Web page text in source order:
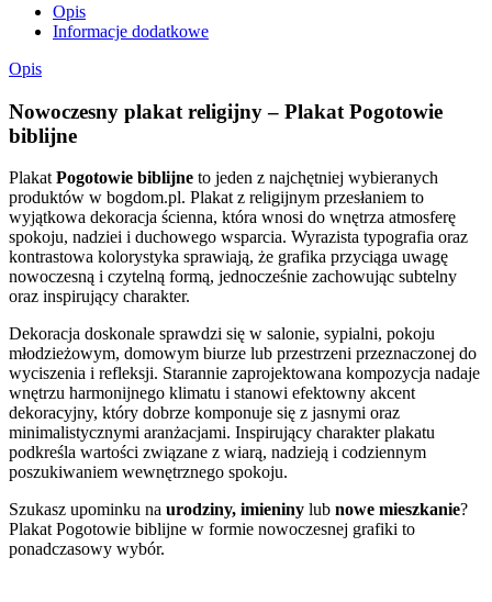
Opis
Informacje dodatkowe
Opis
Nowoczesny plakat religijny – Plakat Pogotowie
biblijne
Plakat Pogotowie biblijne to jeden z najchętniej wybieranych
produktów w bogdom.pl. Plakat z religijnym przesłaniem to
wyjątkowa dekoracja ścienna, która wnosi do wnętrza atmosferę
spokoju, nadziei i duchowego wsparcia. Wyrazista typografia oraz
kontrastowa kolorystyka sprawiają, że grafika przyciąga uwagę
nowoczesną i czytelną formą, jednocześnie zachowując subtelny
oraz inspirujący charakter.
Dekoracja doskonale sprawdzi się w salonie, sypialni, pokoju
młodzieżowym, domowym biurze lub przestrzeni przeznaczonej do
wyciszenia i refleksji. Starannie zaprojektowana kompozycja nadaje
wnętrzu harmonijnego klimatu i stanowi efektowny akcent
dekoracyjny, który dobrze komponuje się z jasnymi oraz
minimalistycznymi aranżacjami. Inspirujący charakter plakatu
podkreśla wartości związane z wiarą, nadzieją i codziennym
poszukiwaniem wewnętrznego spokoju.
Szukasz upominku na urodziny, imieniny lub nowe mieszkanie?
Plakat Pogotowie biblijne w formie nowoczesnej grafiki to
ponadczasowy wybór.